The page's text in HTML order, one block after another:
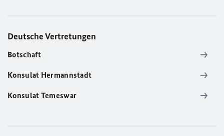
Deutsche Vertretungen
Botschaft
Konsulat Hermannstadt
Konsulat Temeswar